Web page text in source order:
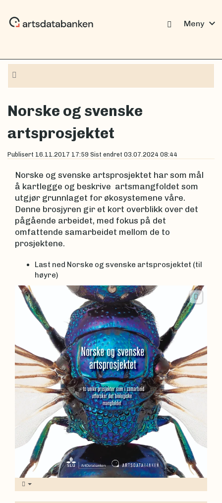
Meny expand_more
Norske og svenske
artsprosjektet
Publisert 16.11.2017 17:59 Sist endret 03.07.2024 08:44
Norske og svenske artsprosjektet har som mål
å kartlegge og beskrive artsmangfoldet som
utgjør grunnlaget for økosystemene våre.
Denne brosjyren gir et kort overblikk over det
pågående arbeidet, med fokus på det
omfattende samarbeidet mellom de to
prosjektene.
Last ned Norske og svenske artsprosjektet (til
høyre)